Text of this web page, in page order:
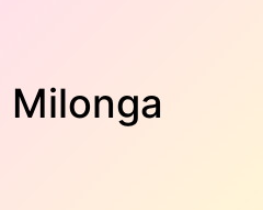
Milonga